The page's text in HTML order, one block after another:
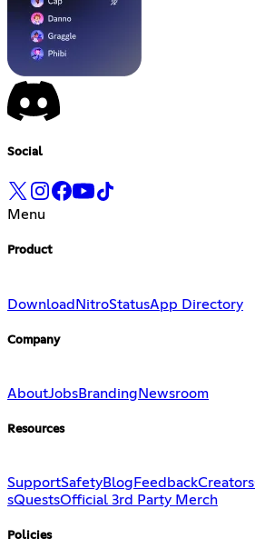
Social
Menu
Product
DownloadNitroStatusApp Directory
Company
AboutJobsBranding Newsroom
Resources
SupportSafetyBlog FeedbackCreators
sQuestsOfficial 3rd Party Merch
Policies